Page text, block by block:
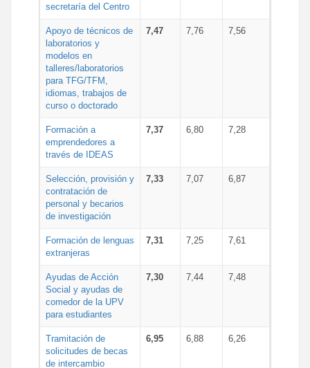
secretaría del Centro
Apoyo de técnicos de
laboratorios y
modelos en
talleres/laboratorios
para TFG/TFM,
idiomas, trabajos de
curso o doctorado
7,47 7,76 7,56
Formación a
emprendedores a
través de IDEAS
7,37 6,80 7,28
Selección, provisión y
contratación de
personal y becarios
de investigación
7,33 7,07 6,87
Formación de lenguas
extranjeras
7,31 7,25 7,61
Ayudas de Acción
Social y ayudas de
comedor de la UPV
para estudiantes
7,30 7,44 7,48
Tramitación de
solicitudes de becas
de intercambio
6,95 6,88 6,26